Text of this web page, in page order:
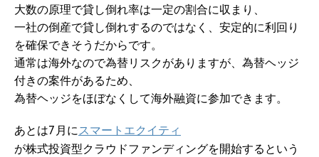
大数の原理で貸し倒れ率は一定の割合に収まり、
一社の倒産で貸し倒れするのではなく、安定的に利回り
を確保できそうだからです。
通常は海外なので為替リスクがありますが、為替ヘッジ
付きの案件があるため、
為替ヘッジをほぼなくして海外融資に参加できます。
あとは7月にスマートエクイティ
が株式投資型クラウドファンディングを開始するという